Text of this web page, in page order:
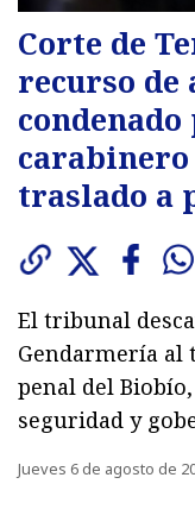
Corte de
recurso de
traslado a
El tribunal
Gendarmería al
penal del
seguridad y
Jueves 6 de agosto de